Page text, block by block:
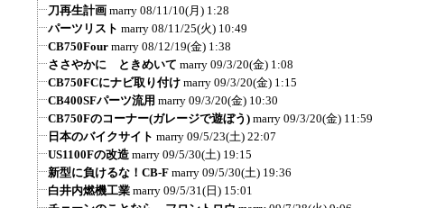
刀再生計画 marry 08/11/10(月) 1:28
パーツリスト marry 08/11/25(火) 10:49
CB750Four marry 08/12/19(金) 1:38
ささやかに ときめいて marry 09/3/20(金) 1:08
CB750FCにナビ取り付け marry 09/3/20(金) 1:15
CB400SFパーツ流用 marry 09/3/20(金) 10:30
CB750Fのコーナー(ガレージで遊ぼう) marry 09/3/20(金) 11:59
日本のバイクサイト marry 09/5/23(土) 22:07
US1100Fの改造 marry 09/5/30(土) 19:15
新型に負けるな！CB-F marry 09/5/30(土) 19:36
白井内燃機工業 marry 09/5/31(日) 15:01